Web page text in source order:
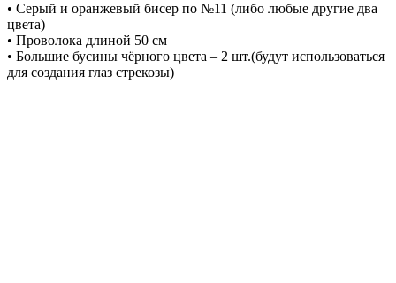
• Серый и оранжевый бисер по №11 (либо любые другие два
цвета)
• Проволока длиной 50 см
• Большие бусины чёрного цвета – 2 шт.(будут использоваться
для создания глаз стрекозы)